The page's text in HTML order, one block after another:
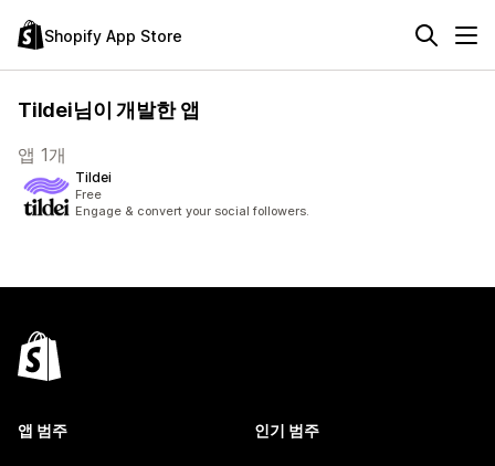
Shopify App Store
Tildei님이 개발한 앱
앱 1개
Tildei
Free
Engage & convert your social followers.
앱 범주 인기 범주